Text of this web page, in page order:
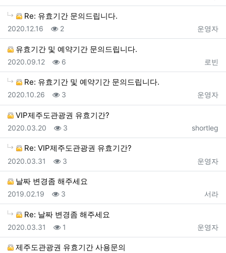
Re: 유효기간 문의드립니다.
등록자
운영자
등록일
2020.12.16 조회
2
유효기간 및 예약기간 문의드립니다.
등록자
로빈
등록일
2020.09.12 조회
6
Re: 유효기간 및 예약기간 문의드립니다.
등록자
운영자
등록일
2020.10.26 조회
3
VIP제주도관광권 유효기간?
등록자
shortleg
등록일
2020.03.20 조회
3
Re: VIP제주도관광권 유효기간?
등록자
운영자
등록일
2020.03.31 조회
3
날짜 변경좀 해주세요
등록자
서라
등록일
2019.02.19 조회
3
Re: 날짜 변경좀 해주세요
등록자
운영자
등록일
2020.03.31 조회
1
제주도관광권 유효기간 사용문의